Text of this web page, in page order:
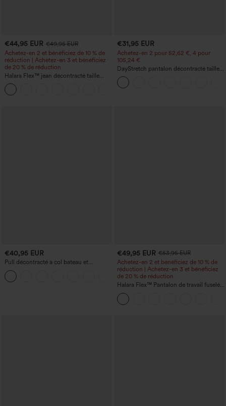
€44,95 EUR €49,95 EUR
Achetez-en 2 et bénéficiez de 10 % de
réduction | Achetez-en 3 et bénéficiez
de 20 % de réduction
Halara Flex™ jean décontracté taille
haute, large, avec poches, ourlet
retroussé et effet délavé
€31,95 EUR
Achetez-en 2 pour 52,62 €, 4 pour
105,24 €
DayStretch pantalon décontracté taille
haute à jambe en forme de tonneau
avec poches
€40,95 EUR
Pull décontracté à col bateau et
manches chauve-souris
+1
€49,95 EUR €53,95 EUR
Achetez-en 2 et bénéficiez de 10 % de
réduction | Achetez-en 3 et bénéficiez
de 20 % de réduction
Halara Flex™ Pantalon de travail fuselé,
uni, taille haute, avec poches